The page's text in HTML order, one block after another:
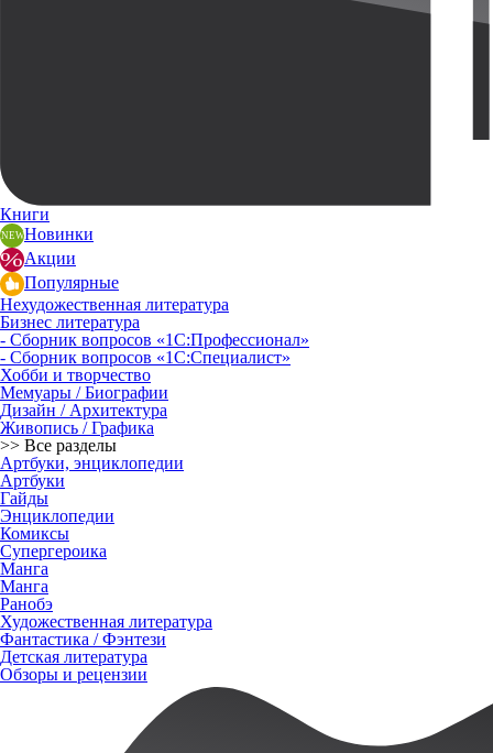
Книги
Новинки
Акции
Популярные
Нехудожественная литература
Бизнес литература
- Сборник вопросов «1С:Профессионал»
- Сборник вопросов «1С:Специалист»
Хобби и творчество
Мемуары / Биографии
Дизайн / Архитектура
Живопись / Графика
>> Все разделы
Артбуки, энциклопедии
Артбуки
Гайды
Энциклопедии
Комиксы
Супергероика
Манга
Манга
Ранобэ
Художественная литература
Фантастика / Фэнтези
Детская литература
Обзоры и рецензии